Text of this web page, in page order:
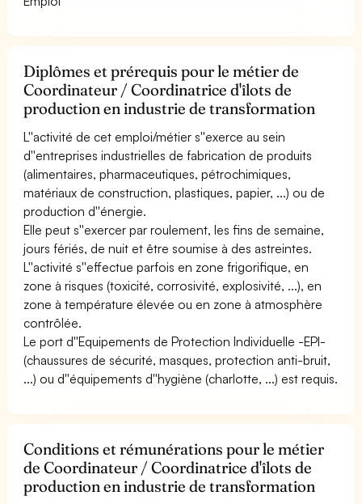
Diplômes et prérequis pour le métier de
Coordinateur / Coordinatrice d'îlots de
production en industrie de transformation
L''activité de cet emploi/métier s''exerce au sein
d''entreprises industrielles de fabrication de produits
(alimentaires, pharmaceutiques, pétrochimiques,
matériaux de construction, plastiques, papier, ...) ou de
production d''énergie.
Elle peut s''exercer par roulement, les fins de semaine,
jours fériés, de nuit et être soumise à des astreintes.
L''activité s''effectue parfois en zone frigorifique, en
zone à risques (toxicité, corrosivité, explosivité, ...), en
zone à température élevée ou en zone à atmosphère
contrôlée.
Le port d''Equipements de Protection Individuelle -EPI-
(chaussures de sécurité, masques, protection anti-bruit,
...) ou d''équipements d''hygiène (charlotte, ...) est requis.
Conditions et rémunérations pour le métier
de Coordinateur / Coordinatrice d'îlots de
production en industrie de transformation